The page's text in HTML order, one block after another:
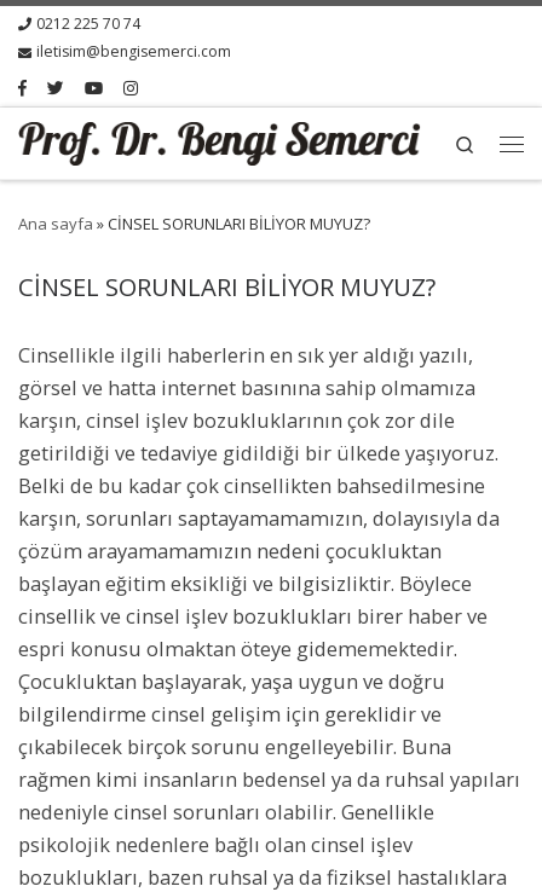
0212 225 70 74
iletisim@bengisemerci.com
Search
Ana sayfa »CİNSEL SORUNLARI BİLİYOR MUYUZ?
CİNSEL SORUNLARI BİLİYOR MUYUZ?
Cinsellikle ilgili haberlerin en sık yer aldığı yazılı,
görsel ve hatta internet basınına sahip olmamıza
karşın, cinsel işlev bozukluklarının çok zor dile
getirildiği ve tedaviye gidildiği bir ülkede yaşıyoruz.
Belki de bu kadar çok cinsellikten bahsedilmesine
karşın, sorunları saptayamamamızın, dolayısıyla da
çözüm arayamamamızın nedeni çocukluktan
başlayan eğitim eksikliği ve bilgisizliktir. Böylece
cinsellik ve cinsel işlev bozuklukları birer haber ve
espri konusu olmaktan öteye gidememektedir.
Çocukluktan başlayarak, yaşa uygun ve doğru
bilgilendirme cinsel gelişim için gereklidir ve
çıkabilecek birçok sorunu engelleyebilir. Buna
rağmen kimi insanların bedensel ya da ruhsal yapıları
nedeniyle cinsel sorunları olabilir. Genellikle
psikolojik nedenlere bağlı olan cinsel işlev
bozuklukları, bazen ruhsal ya da fiziksel hastalıklara